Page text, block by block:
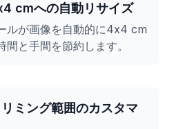
cmへの自動リサイズ
ルが画像を自動的に4x4 cm
間と手間を節約します。
ミング範囲のカスタマ